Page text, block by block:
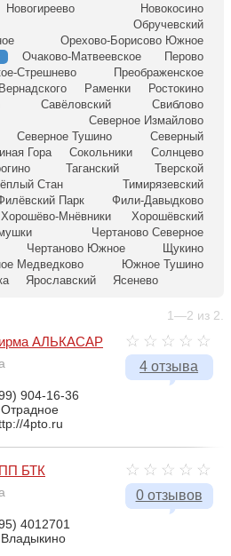
Новогиреево
Новокосино
Обручевский
Орехово-Борисово Южное
Очаково-Матвеевское
Перово
Стрешнево
Преображенское
Раменки
Ростокино
Савёловский
Свиблово
Северное Измайлово
Северное Тушино
Северный
Гора Сокольники
Солнцево
Таганский
Тверской
Стан
Тимирязевский
Парк
Фили-Давыдково
Хорошёво-Мнёвники
Хорошёвский
Чертаново Северное
Чертаново Южное
Щукино
Медведково
Южное Тушино
Ярославский Ясенево
1—2 из 2.
4 отзыва
АЛЬКАСАР
904-16-36
Отрадное
4pto.ru
0 отзывов
БТК
4012701
Владыкино